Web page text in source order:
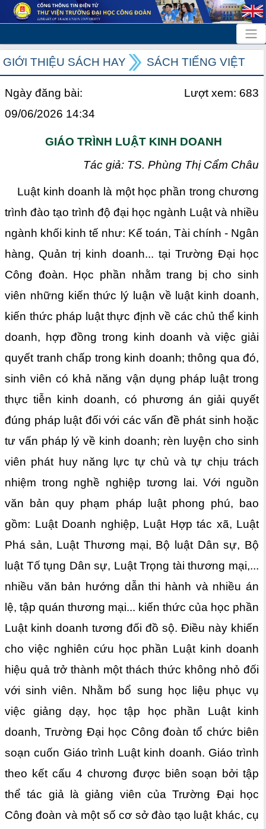
GIỚI THIỆU SÁCH HAY SÁCH TIẾNG VIỆT
Ngày đăng bài:
09/06/2026 14:34
Lượt xem: 683
GIÁO TRÌNH LUẬT KINH DOANH
Tác giả: TS. Phùng Thị Cẩm Châu
Luật kinh doanh là một học phần trong chương
trình đào tạo trình độ đại học ngành Luật và nhiều
ngành khối kinh tế như: Kế toán, Tài chính - Ngân
hàng, Quản trị kinh doanh... tại Trường Đại học
Công đoàn. Học phần nhằm trang bị cho sinh
viên những kiến thức lý luận về luật kinh doanh,
kiến thức pháp luật thực định về các chủ thể kinh
doanh, hợp đồng trong kinh doanh và việc giải
quyết tranh chấp trong kinh doanh; thông qua đó,
sinh viên có khả năng vận dụng pháp luật trong
thực tiễn kinh doanh, có phương án giải quyết
đúng pháp luật đối với các vấn đề phát sinh hoặc
tư vấn pháp lý về kinh doanh; rèn luyện cho sinh
viên phát huy năng lực tự chủ và tự chịu trách
nhiệm trong nghề nghiệp tương lai. Với nguồn
văn bản quy phạm pháp luật phong phú, bao
gồm: Luật Doanh nghiệp, Luật Hợp tác xã, Luật
Phá sản, Luật Thương mại, Bộ luật Dân sự, Bộ
luật Tố tụng Dân sự, Luật Trọng tài thương mại,...
nhiều văn bản hướng dẫn thi hành và nhiều án
lệ, tập quán thương mại... kiến thức của học phần
Luật kinh doanh tương đối đồ sộ. Điều này khiến
cho việc nghiên cứu học phần Luật kinh doanh
hiệu quả trở thành một thách thức không nhỏ đối
với sinh viên. Nhằm bổ sung học liệu phục vụ
việc giảng dạy, học tập học phần Luật kinh
doanh, Trường Đại học Công đoàn tổ chức biên
soạn cuốn Giáo trình Luật kinh doanh. Giáo trình
theo kết cấu 4 chương được biên soạn bởi tập
thể tác giả là giảng viên của Trường Đại học
Công đoàn và một số cơ sở đào tạo luật khác, cụ